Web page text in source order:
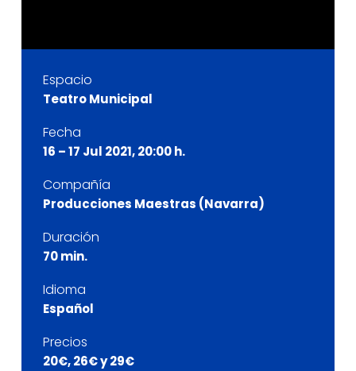
Espacio
Teatro Municipal
Fecha
16 – 17 Jul 2021, 20:00 h.
Compañía
Producciones Maestras (Navarra)
Duración
70 min.
Idioma
Español
Precios
20€, 26€ y 29€